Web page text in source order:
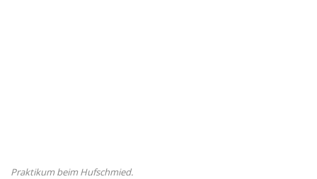
Praktikum beim Hufschmied.